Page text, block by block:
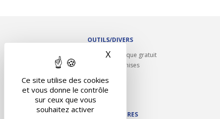
Ce site utilise des cookies
et vous donne le contrôle
sur ceux que vous
souhaitez activer
X Masquer le bandeau des
OUTILS/DIVERS
Rappel contrôle technique gratuit
Partenariats/Remises
Contact
NOS PARTENAIRES